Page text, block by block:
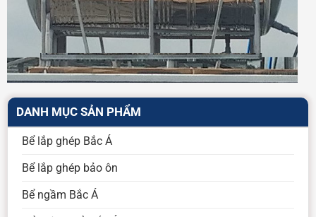
DANH MỤC SẢN PHẨM
Bể lắp ghép Bắc Á
Bể lắp ghép bảo ôn
Bể ngầm Bắc Á